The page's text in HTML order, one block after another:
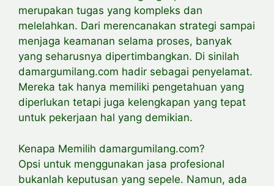
merupakan tugas yang kompleks dan
melelahkan. Dari merencanakan strategi sampai
menjaga keamanan selama proses, banyak
yang seharusnya dipertimbangkan. Di sinilah
damargumilang.com hadir sebagai penyelamat.
Mereka tak hanya memiliki pengetahuan yang
diperlukan tetapi juga kelengkapan yang tepat
untuk pekerjaan hal yang demikian.
Kenapa Memilih damargumilang.com?
Opsi untuk menggunakan jasa profesional
bukanlah keputusan yang sepele. Namun, ada